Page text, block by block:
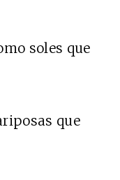
soles que
que